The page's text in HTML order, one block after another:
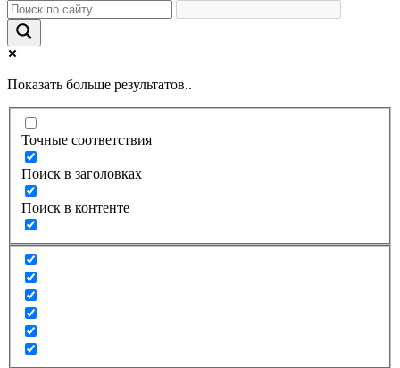
Показать больше результатов..
Точные соответствия
Поиск в заголовках
Поиск в контенте